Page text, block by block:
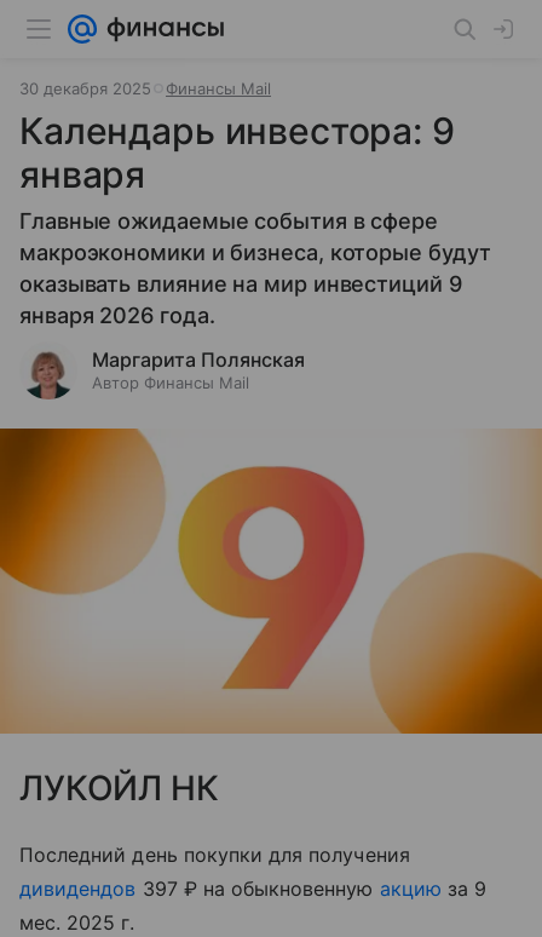
30 декабря 2025 Финансы Mail
Календарь инвестора: 9
января
Главные ожидаемые события в сфере
макроэкономики и бизнеса, которые будут
оказывать влияние на мир инвестиций 9
января 2026 года.
Маргарита Полянская
Автор Финансы Mail
ЛУКОЙЛ НК
Последний день покупки для получения
дивидендов 397 ₽ на обыкновенную акцию за 9
мес. 2025 г.